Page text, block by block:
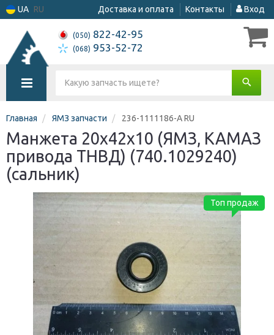
UA RU Доставка и оплата Контакты Вход
(050) 822-42-95
(068) 953-52-72
Главная ЯМЗ запчасти 236-1111186-А RU
Манжета 20х42х10 (ЯМЗ, КАМАЗ
привода ТНВД) (740.1029240)
(сальник)
Топ продаж